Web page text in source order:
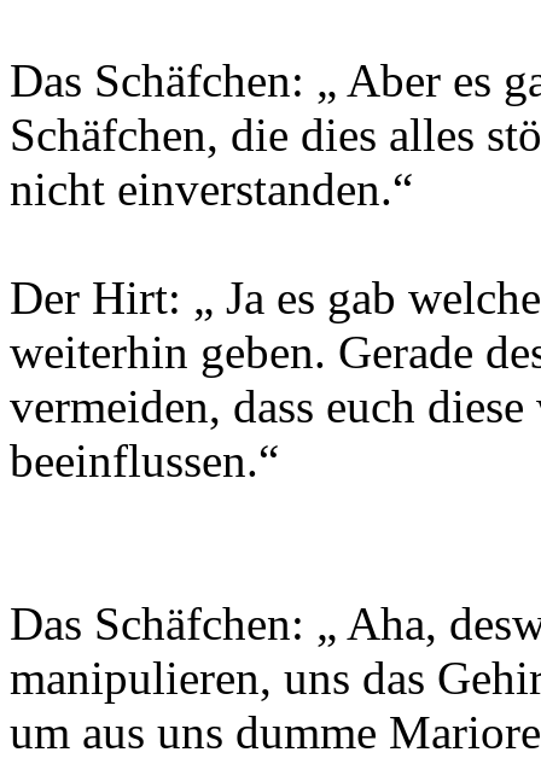
Das Schäfchen: „ Aber es
Schäfchen, die dies alles
nicht einverstanden.“
Der Hirt: „ Ja es gab
weiterhin geben. Gerade
vermeiden, dass euch
beeinflussen.“
Das Schäfchen: „ Aha,
manipulieren, uns das
um aus uns dumme